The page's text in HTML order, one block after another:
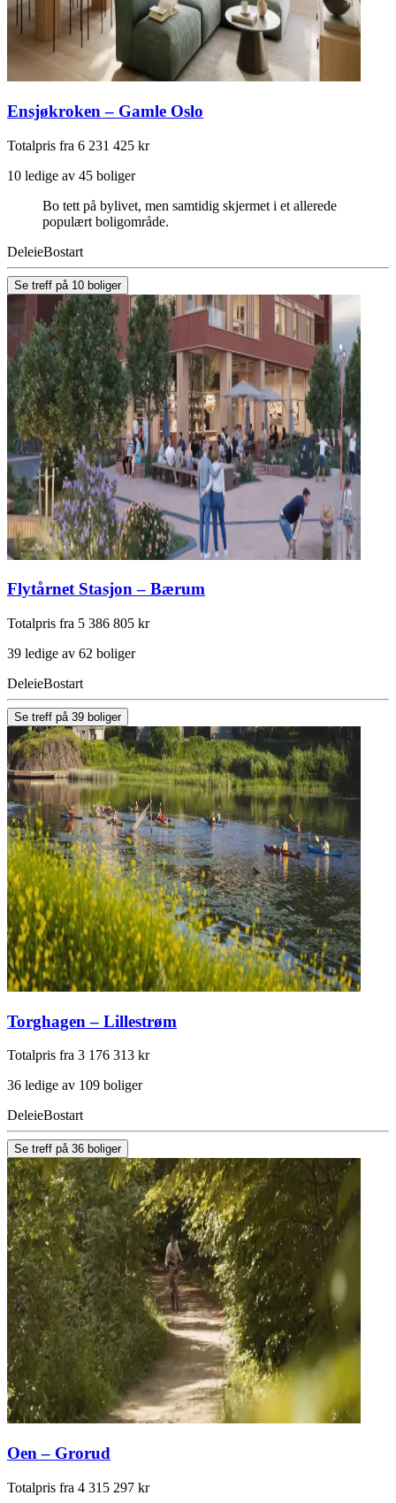
Ensjøkroken – Gamle Oslo
Totalpris fra 6 231 425 kr
10 ledige av 45 boliger
Bo tett på bylivet, men samtidig skjermet i et allerede
populært boligområde.
DeleieBostart
Se treff på 10 boliger
Flytårnet Stasjon – Bærum
Totalpris fra 5 386 805 kr
39 ledige av 62 boliger
DeleieBostart
Se treff på 39 boliger
Torghagen – Lillestrøm
Totalpris fra 3 176 313 kr
36 ledige av 109 boliger
DeleieBostart
Se treff på 36 boliger
Oen – Grorud
Totalpris fra 4 315 297 kr